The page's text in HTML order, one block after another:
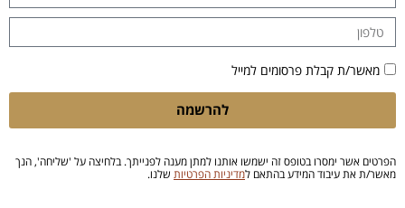
מאשר/ת קבלת פרסומים למייל
להרשמה
הפרטים אשר ימסרו בטופס זה ישמשו אותנו למתן מענה לפנייתך. בלחיצה על 'שליחה', הנך
מאשר/ת את עיבוד המידע בהתאם למדיניות הפרטיות שלנו.